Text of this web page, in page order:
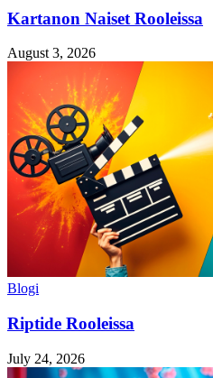
Kartanon Naiset Rooleissa
August 3, 2026
Blogi
Riptide Rooleissa
July 24, 2026